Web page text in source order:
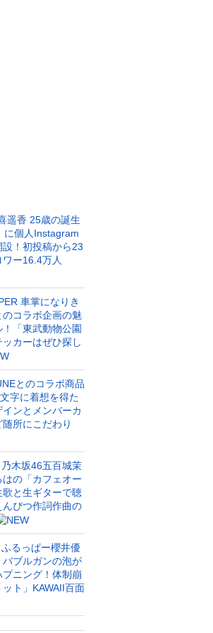
遥香 25歳の誕生
に個人Instagram
設！初投稿から23
ー16.4万人
車掌になりき
のコラボ企画の魅
「東武動物公園
カーはぜひ探し
とのコラボ商品
字に着想を得た
ンとメンバーカ
所にこだわり
乃木坂46五百城茉
の「カフェオー
歌と生ギターで聴
ぴつ作詞作曲の
ふるっぱー櫻井優
ブルガンの泡が
ニング！体制崩
ット」KAWAII百面